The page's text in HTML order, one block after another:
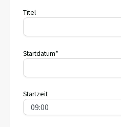
Titel
Startdatum*
Startzeit